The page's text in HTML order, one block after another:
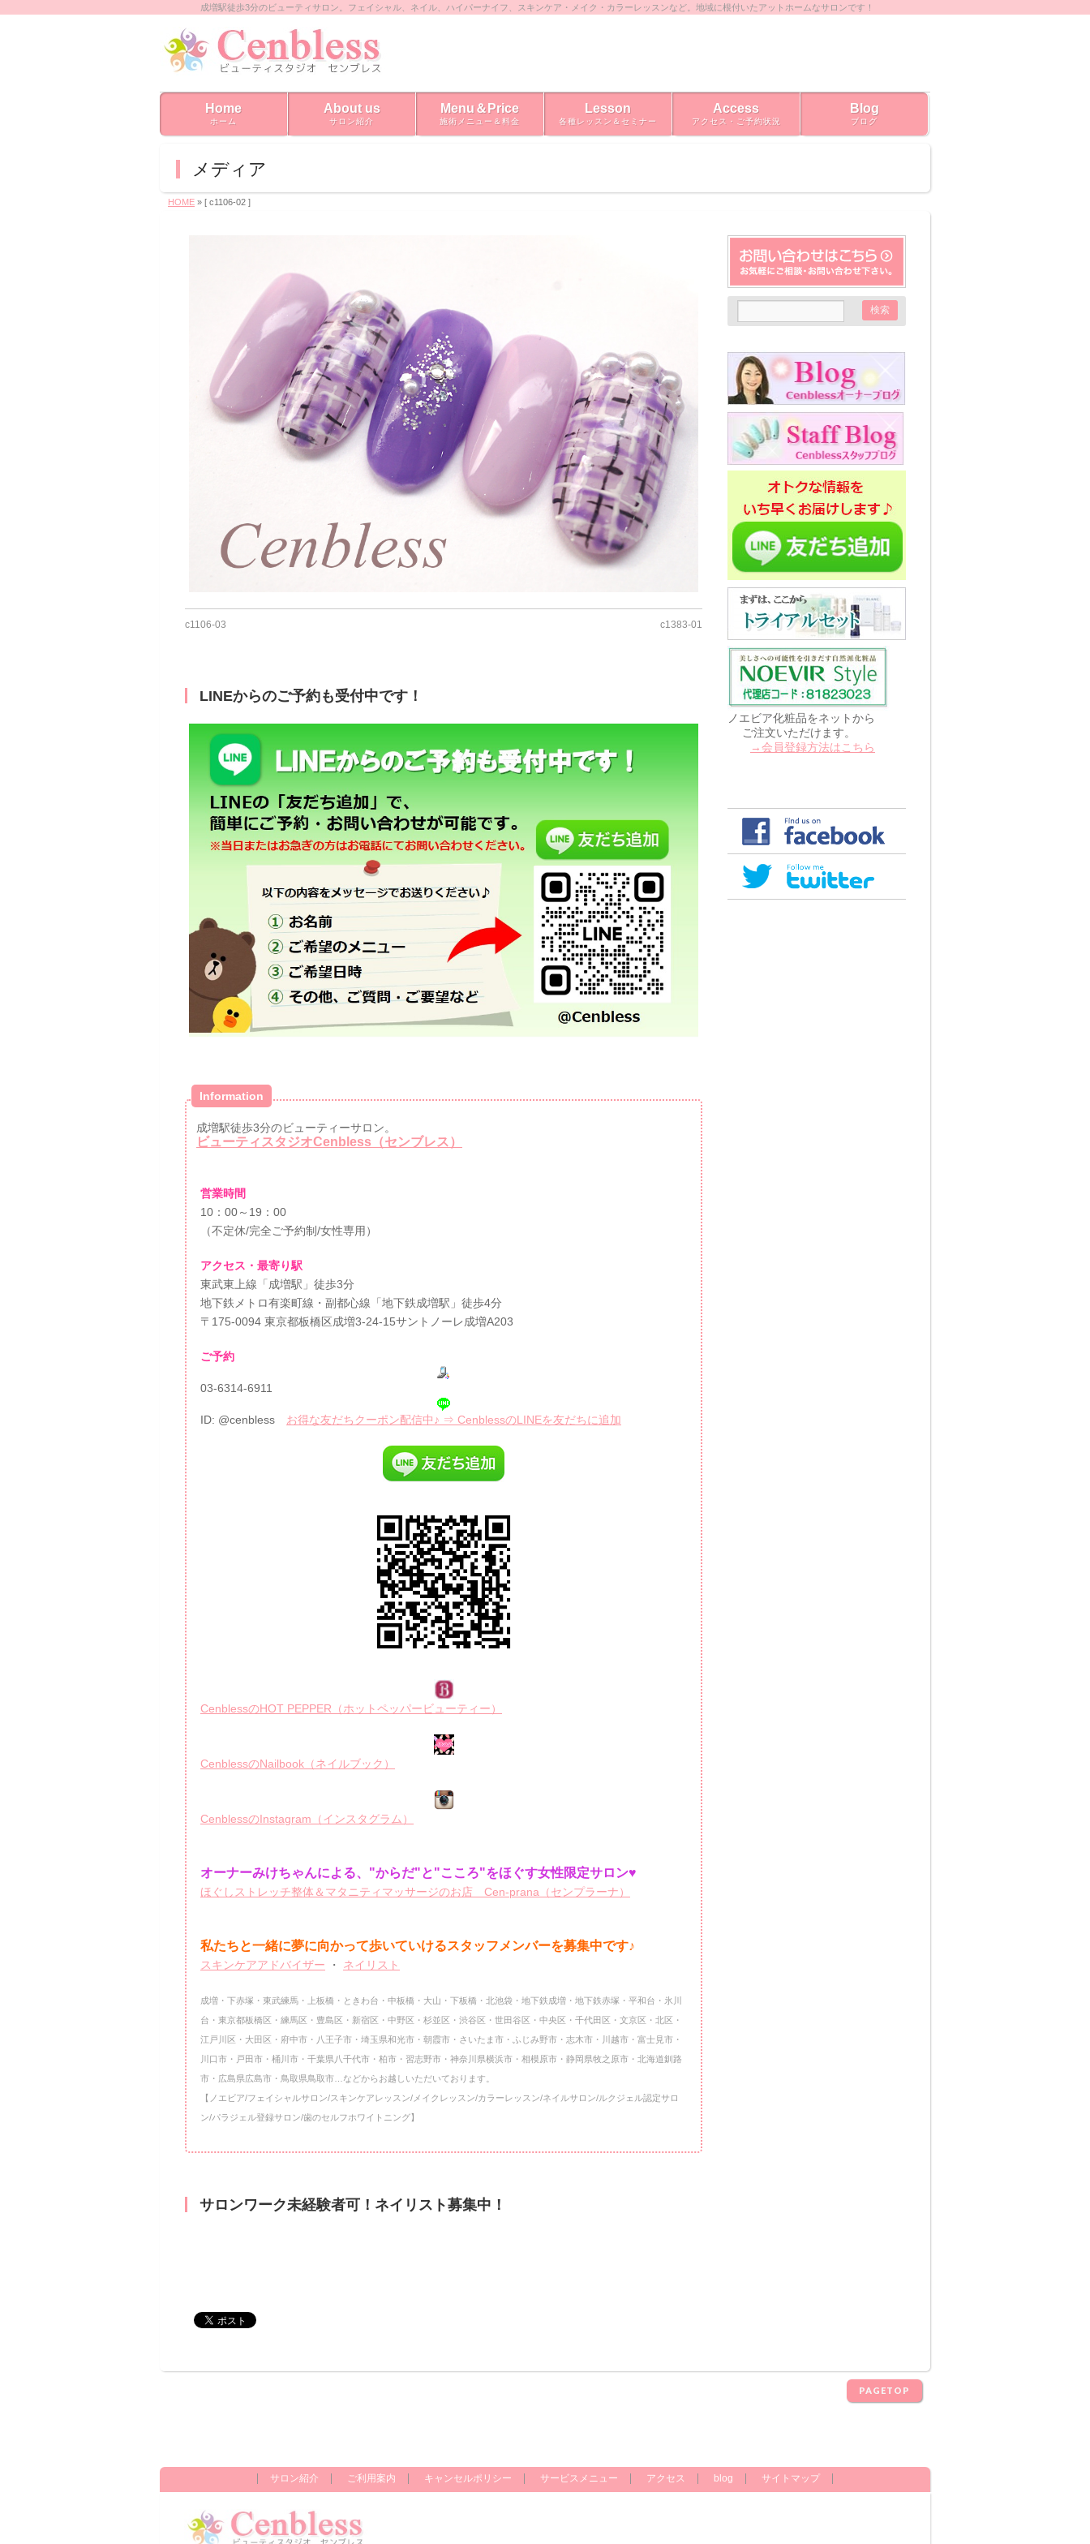
成増駅徒歩3分のビューティサロン。フェイシャル、ネイル、ハイパーナイフ、スキンケア・メイク・カラーレッスンなど。地域に根付いたアットホームなサロンです！
Home
ホーム
About us
サロン紹介
Menu＆Price
施術メニュー＆料金
Lesson
各種レッスン＆セミナー
Access
アクセス・ご予約状況
Blog
ブログ
メディア
HOME » [ c1106‐02 ]
c1106‐03 c1383-01
LINEからのご予約も受付中です！
Information
成増駅徒歩3分のビューティーサロン。
ビューティスタジオCenbless（センブレス）
営業時間
10：00～19：00
（不定休/完全ご予約制/女性専用）
アクセス・最寄り駅
東武東上線「成増駅」徒歩3分
地下鉄メトロ有楽町線・副都心線「地下鉄成増駅」徒歩4分
〒175-0094 東京都板橋区成増3-24-15サントノーレ成増A203
ご予約
03-6314-6911
ID: @cenbless お得な友だちクーポン配信中♪ ⇒ CenblessのLINEを友だちに追加
CenblessのHOT PEPPER（ホットペッパービューティー）
CenblessのNailbook（ネイルブック）
CenblessのInstagram（インスタグラム）
オーナーみけちゃんによる、"からだ"と"こころ"をほぐす女性限定サロン♥
ほぐしストレッチ整体＆マタニティマッサージのお店 Cen-prana（センプラーナ）
私たちと一緒に夢に向かって歩いていけるスタッフメンバーを募集中です♪
スキンケアアドバイザー ・ ネイリスト
成増・下赤塚・東武練馬・上板橋・ときわ台・中板橋・大山・下板橋・北池袋・地下鉄成増・地下鉄赤塚・平和台・氷川
台・東京都板橋区・練馬区・豊島区・新宿区・中野区・杉並区・渋谷区・世田谷区・中央区・千代田区・文京区・北区・
江戸川区・大田区・府中市・八王子市・埼玉県和光市・朝霞市・さいたま市・ふじみ野市・志木市・川越市・富士見市・
川口市・戸田市・桶川市・千葉県八千代市・柏市・習志野市・神奈川県横浜市・相模原市・静岡県牧之原市・北海道釧路
市・広島県広島市・鳥取県鳥取市…などからお越しいただいております。
【ノエビア/フェイシャルサロン/スキンケアレッスン/メイクレッスン/カラーレッスン/ネイルサロン/ルクジェル認定サロ
ン/パラジェル登録サロン/歯のセルフホワイトニング】
サロンワーク未経験者可！ネイリスト募集中！
ノエビア化粧品をネットから
ご注文いただけます。
→会員登録方法はこちら
PAGETOP
サロン紹介 ご利用案内 キャンセルポリシー サービスメニュー アクセス blog サイトマップ